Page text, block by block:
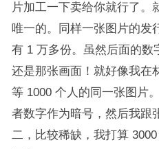
片加工一下卖给你就行了。
唯一的。同样一张图片的发
有 1 万多份。虽然后面的数
还是那张画面！就好像我在
等 1000 个人的同一张图片
者数字作为暗号，然后我跟
二，比较稀缺，我打算